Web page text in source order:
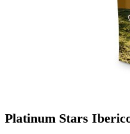
Platinum Stars